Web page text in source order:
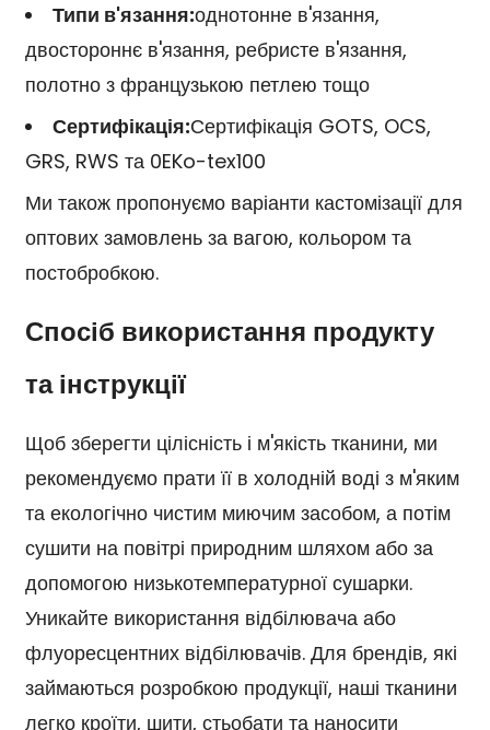
Типи в'язання:однотонне в'язання,
двостороннє в'язання, ребристе в'язання,
полотно з французькою петлею тощо
Сертифікація:Сертифікація GOTS, OCS,
GRS, RWS та 0EKo-tex100
Ми також пропонуємо варіанти кастомізації для
оптових замовлень за вагою, кольором та
постобробкою.
Спосіб використання продукту
та інструкції
Щоб зберегти цілісність і м'якість тканини, ми
рекомендуємо прати її в холодній воді з м'яким
та екологічно чистим миючим засобом, а потім
сушити на повітрі природним шляхом або за
допомогою низькотемпературної сушарки.
Уникайте використання відбілювача або
флуоресцентних відбілювачів. Для брендів, які
займаються розробкою продукції, наші тканини
легко кроїти, шити, стьобати та наносити